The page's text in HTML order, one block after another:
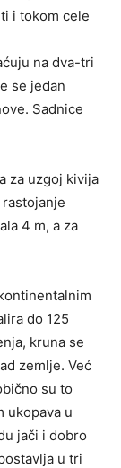
i tokom cele
na dva-tri
se jedan
Sadnice
za uzgoj kivija
4 m, a za
do 125
kruna se
zemlje. Već
su to
ukopava u
jači i dobro
u tri